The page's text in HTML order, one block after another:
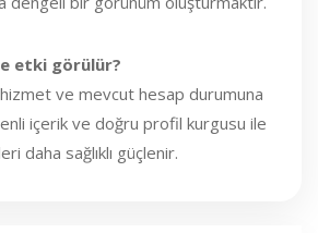
etki görülür?
ve mevcut hesap durumuna
içerik ve doğru profil kurgusu ile
daha sağlıklı güçlenir.